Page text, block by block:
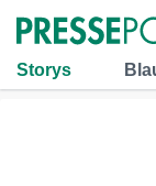
Storys